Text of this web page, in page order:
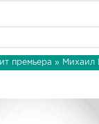
премьера » Михаил